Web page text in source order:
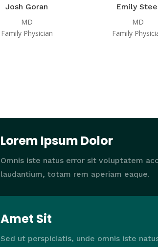
Josh Goran
MD
Family Physician
Emily
MD
Family
Lorem Ipsum Dolor
Omnis iste natus error sit voluptatem
laudantium, totam rem aperiam eaque.
Amet Sit
Sed ut perspiciatis, unde omnis iste